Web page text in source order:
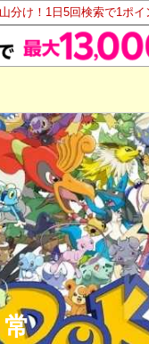
分け！1日5回検索で1ポイ